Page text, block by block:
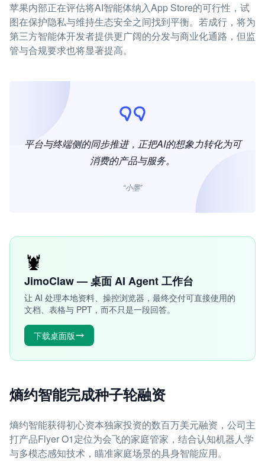
苹果内部正在评估将AI智能体纳入App Store的可行性，试
图在保护隐私与维持生态安全之间找到平衡。若成行，将为
第三方智能体开发者提供更广阔的分发与商业化通路，但监
管与合规要求也将显著提高。
平台与终端侧的同步推进，正把AI的想象力转化为可
消费的产品与服务。
“小墨”
🦞
JimoClaw — 桌面 AI Agent 工作台
让 AI 处理本地资料、操控浏览器，最终交付可直接使用的
文档、表格与 PPT，而不只是一段回答。
下载桌面版
熵约智能完成种子轮融资
熵约智能获得初心资本独家投资的数百万美元融资，公司主
打产品Flyer O1定位为会飞的家庭管家，结合认知机器人学
与多模态感知技术，瞄准家庭场景的具身智能应用。